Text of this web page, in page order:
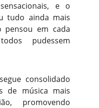
e o
tudo ainda mais
pensou em cada
pudessem
consolidado
de música mais
promovendo